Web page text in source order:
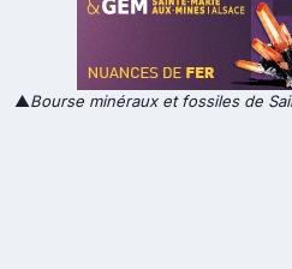
▲Bourse minéraux et fossiles de